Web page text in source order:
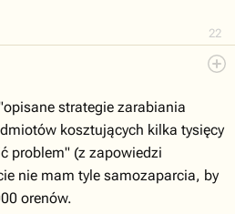
22
strategie zarabiania
kosztujących kilka tysięcy
problem" (z zapowiedzi
nie mam tyle samozaparcia, by
orenów.